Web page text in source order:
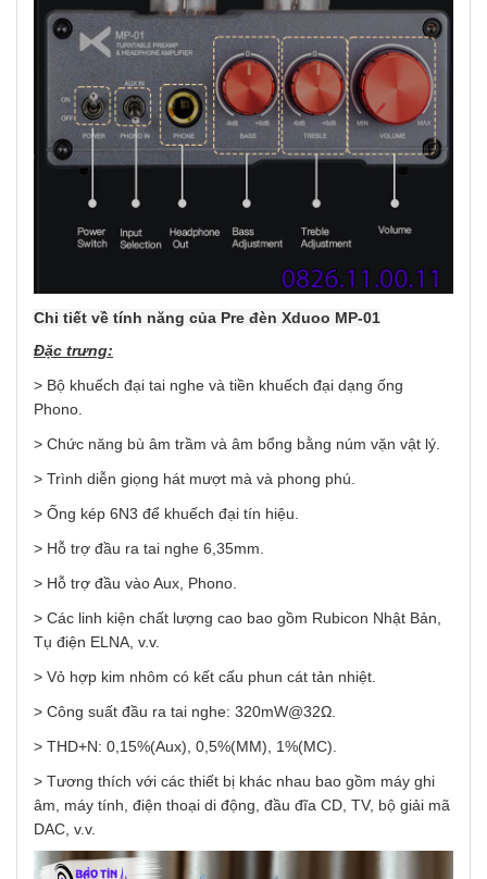
Chi tiết về tính năng của Pre đèn Xduoo MP-01
Đặc trưng:
> Bộ khuếch đại tai nghe và tiền khuếch đại dạng ống
Phono.
> Chức năng bù âm trầm và âm bổng bằng núm vặn vật lý.
> Trình diễn giọng hát mượt mà và phong phú.
> Ống kép 6N3 để khuếch đại tín hiệu.
> Hỗ trợ đầu ra tai nghe 6,35mm.
> Hỗ trợ đầu vào Aux, Phono.
> Các linh kiện chất lượng cao bao gồm Rubicon Nhật Bản,
Tụ điện ELNA, v.v.
> Vỏ hợp kim nhôm có kết cấu phun cát tản nhiệt.
> Công suất đầu ra tai nghe: 320mW@32Ω.
> THD+N: 0,15%(Aux), 0,5%(MM), 1%(MC).
> Tương thích với các thiết bị khác nhau bao gồm máy ghi
âm, máy tính, điện thoại di động, đầu đĩa CD, TV, bộ giải mã
DAC, v.v.